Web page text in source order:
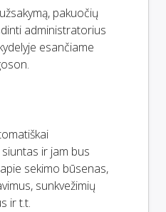
pakuočių
administratorius
esančiame
ir jam bus
sekimo būsenas,
sunkvežimių
ir t.t.